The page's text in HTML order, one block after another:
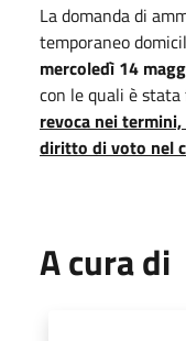
La domanda di
temporaneo
mercoledì 14
con le quali è
revoca nei
diritto di voto nel
A cura di